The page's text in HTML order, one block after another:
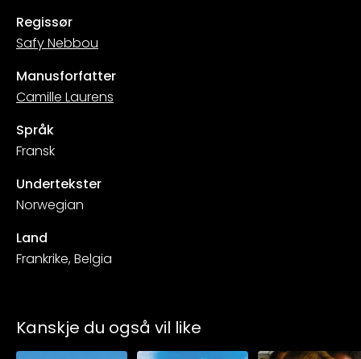
Regissør
Safy Nebbou
Manusforfatter
Camille Laurens
Språk
Fransk
Undertekster
Norwegian
Land
Frankrike, Belgia
Kanskje du også vil like